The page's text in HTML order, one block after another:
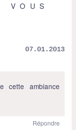
VOUS
07.01.2013
cette ambiance
Répondre